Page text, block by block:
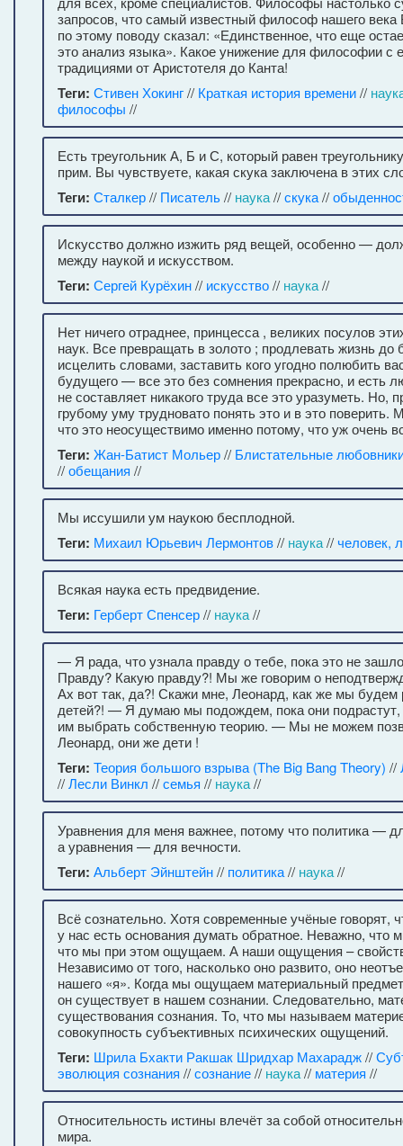
запросов, что самый известный философ нашего века
по этому поводу сказал: «Единственное, что еще
это анализ языка». Какое унижение для философии с
традициями от Аристотеля до Канта!
Теги: Стивен Хокинг// Краткая история времени//
философы //
Есть треугольник А, Б и С, который равен
прим. Вы чувствуете, какая скука заключена в этих
Теги: Сталкер// Писатель// наука//скука//
Искусство должно изжить ряд вещей, особенно —
между наукой и искусством.
Теги: Сергей Курёхин// искусство// наука//
Нет ничего отраднее, принцесса , великих посулов
наук. Все превращать в золото ; продлевать жизнь до
исцелить словами, заставить кого угодно полюбить
будущего — все это без сомнения прекрасно, и есть
не составляет никакого труда все это уразуметь. Но,
грубому уму трудновато понять это и в это поверить.
что это неосуществимо именно потому, что уж очень
Теги: Жан-Батист Мольер// Блистательные
//обещания //
Мы иссушили ум наукою бесплодной.
Теги: Михаил Юрьевич Лермонтов// наука//человек,
Всякая наука есть предвидение.
Теги: Герберт Спенсер// наука//
— Я рада, что узнала правду о тебе, пока это не
Правду? Какую правду?! Мы же говорим о
Ах вот так, да?! Скажи мне, Леонард, как же мы будем
детей?! — Я думаю мы подождем, пока они
им выбрать собственную теорию. — Мы не можем
Леонард, они же дети !
Теги: Теория большого взрыва (The Big Bang Theory) //
//Лесли Винкл //семья // наука//
Уравнения для меня важнее, потому что политика —
а уравнения — для вечности.
Теги: Альберт Эйнштейн// политика// наука//
Всё сознательно. Хотя современные учёные говорят,
у нас есть основания думать обратное. Неважно, что
что мы при этом ощущаем. А наши ощущения –
Независимо от того, насколько оно развито, оно
нашего «я». Когда мы ощущаем материальный
он существует в нашем сознании. Следовательно,
существования сознания. То, что мы называем
совокупность субъективных психических ощущений.
Теги: Шрила Бхакти Ракшак Шридхар Махарадж//
эволюция сознания //сознание// наука// материя //
Относительность истины влечёт за собой
мира.